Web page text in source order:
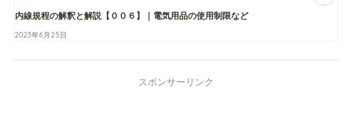
内線規程の解釈と解説【００６】｜電気用品の使用制限など
2023年6月25日
スポンサーリンク